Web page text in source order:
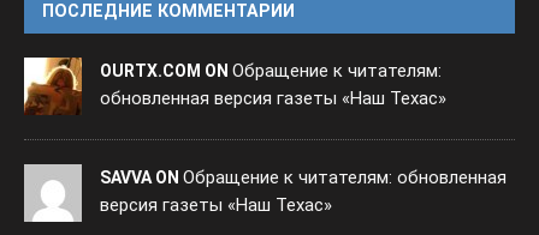
ПОСЛЕДНИЕ КОММЕНТАРИИ
OURTX.COM ON Обращение к читателям:
обновленная версия газеты «Наш Техас»
SAVVA ON Обращение к читателям: обновленная
версия газеты «Наш Техас»